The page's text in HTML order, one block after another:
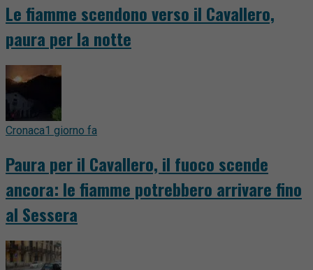
Le fiamme scendono verso il Cavallero,
paura per la notte
Cronaca1 giorno fa
Paura per il Cavallero, il fuoco scende
ancora: le fiamme potrebbero arrivare fino
al Sessera